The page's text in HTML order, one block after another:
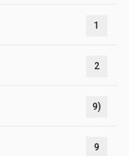
1
2
9)
9